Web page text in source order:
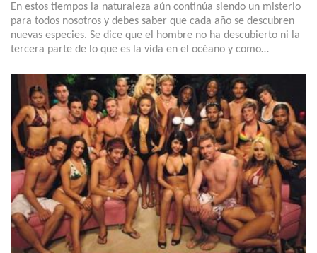
En estos tiempos la naturaleza aún continúa siendo un misterio
para todos nosotros y debes saber que cada año se descubren
nuevas especies. Se dice que el hombre no ha descubierto ni la
tercera parte de lo que es la vida en el océano y como…